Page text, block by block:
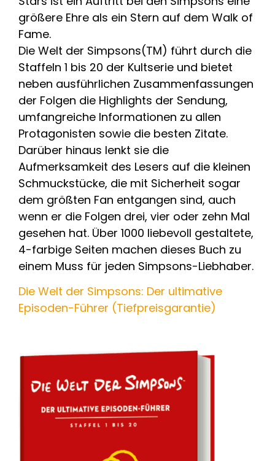
größere Ehre als ein Stern auf dem Walk of
Fame.
Die Welt der Simpsons(TM) führt durch die
Staffeln 1 bis 20 der Kultserie und bietet
neben ausführlichen Zusammenfassungen
der Folgen die Highlights der Sendung,
umfangreiche Informationen zu allen
Protagonisten sowie die besten Zitate.
Darüber hinaus lenkt sie die
Aufmerksamkeit des Lesers auf die kleinen
Schmuckstücke, die mit Sicherheit sogar
dem größten Fan entgangen sind, auch
wenn er die Folgen drei, vier oder zehn Mal
gesehen hat. Über 1000 liebevoll gestaltete,
4-farbige Seiten machen dieses Buch zu
einem Muss für jeden Simpsons-Liebhaber.
Die Welt der Simpsons: Der ultimative
Episoden-Führer (Tiefpreisgarantie)